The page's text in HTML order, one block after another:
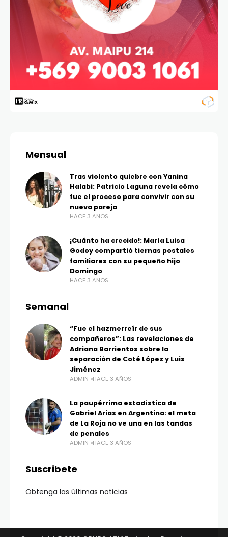
Mensual
Tras violento quiebre con Yanina
Halabi: Patricio Laguna revela cómo
fue el proceso para convivir con su
nueva pareja
HACE 3 AÑOS
¡Cuánto ha crecido!: María Luisa
Godoy compartió tiernas postales
familiares con su pequeño hijo
Domingo
HACE 3 AÑOS
Semanal
“Fue el hazmerreír de sus
compañeros”: Las revelaciones de
Adriana Barrientos sobre la
separación de Coté López y Luis
Jiménez
ADMIN HACE 3 AÑOS
La paupérrima estadística de
Gabriel Arias en Argentina: el meta
de La Roja no ve una en las tandas
de penales
ADMIN HACE 3 AÑOS
Suscribete
Obtenga las últimas noticias